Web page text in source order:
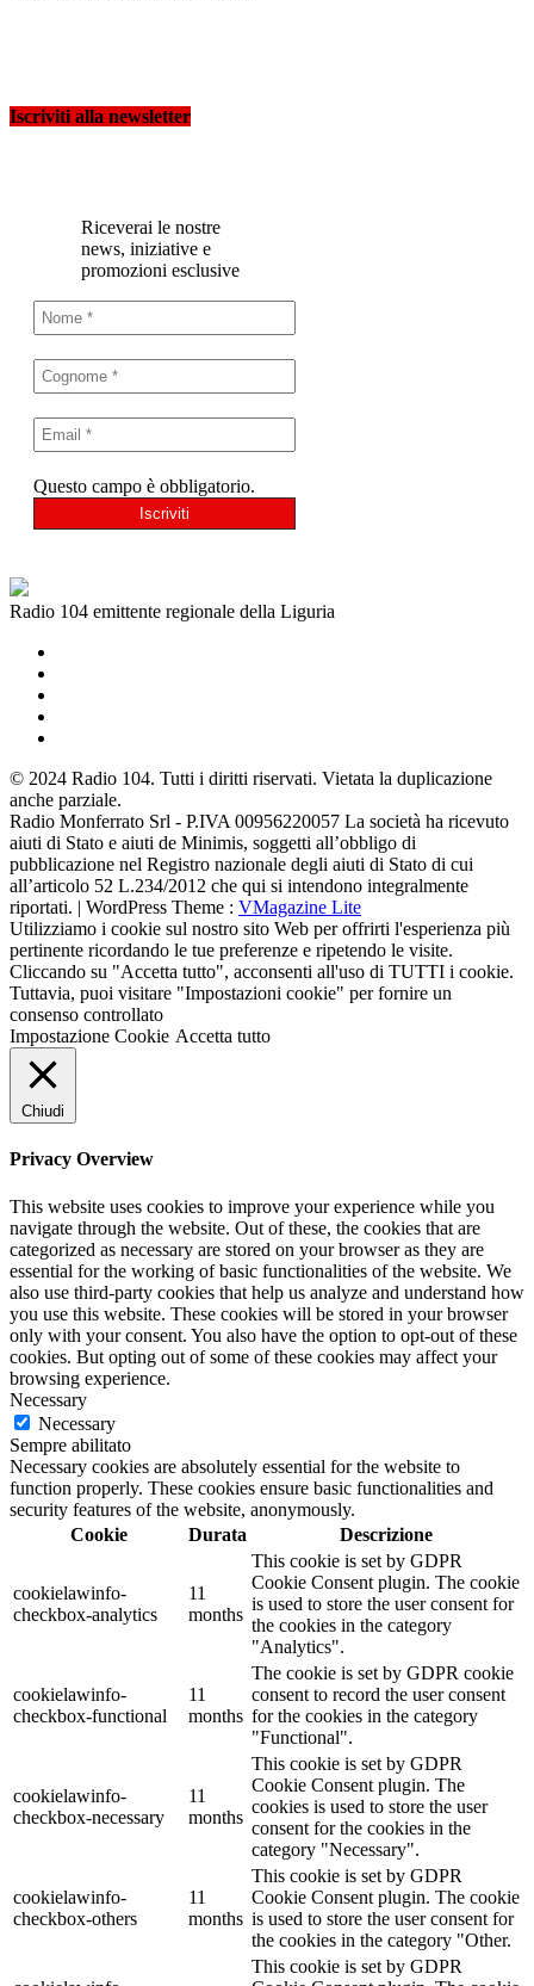
Iscriviti alla newsletter
Riceverai le nostre
news, iniziative e
promozioni esclusive
Questo campo è obbligatorio.
Radio 104 emittente regionale della Liguria
© 2024 Radio 104. Tutti i diritti riservati. Vietata la duplicazione
anche parziale.
Radio Monferrato Srl - P.IVA 00956220057 La società ha ricevuto
aiuti di Stato e aiuti de Minimis, soggetti all’obbligo di
pubblicazione nel Registro nazionale degli aiuti di Stato di cui
all’articolo 52 L.234/2012 che qui si intendono integralmente
riportati. | WordPress Theme : VMagazine Lite
Utilizziamo i cookie sul nostro sito Web per offrirti l'esperienza più
pertinente ricordando le tue preferenze e ripetendo le visite.
Cliccando su "Accetta tutto", acconsenti all'uso di TUTTI i cookie.
Tuttavia, puoi visitare "Impostazioni cookie" per fornire un
consenso controllato
Impostazione Cookie Accetta tutto
Chiudi
Privacy Overview
This website uses cookies to improve your experience while you
navigate through the website. Out of these, the cookies that are
categorized as necessary are stored on your browser as they are
essential for the working of basic functionalities of the website. We
also use third-party cookies that help us analyze and understand how
you use this website. These cookies will be stored in your browser
only with your consent. You also have the option to opt-out of these
cookies. But opting out of some of these cookies may affect your
browsing experience.
Necessary
Necessary
Sempre abilitato
Necessary cookies are absolutely essential for the website to
function properly. These cookies ensure basic functionalities and
security features of the website, anonymously.
Cookie
Durata Descrizione
cookielawinfo-
checkbox-analytics
11
months
This cookie is set by GDPR
Cookie Consent plugin. The cookie
is used to store the user consent for
the cookies in the category
"Analytics".
cookielawinfo-
checkbox-functional
11
months
The cookie is set by GDPR cookie
consent to record the user consent
for the cookies in the category
"Functional".
cookielawinfo-
checkbox-necessary
11
months
This cookie is set by GDPR
Cookie Consent plugin. The
cookies is used to store the user
consent for the cookies in the
category "Necessary".
cookielawinfo-
checkbox-others
11
months
This cookie is set by GDPR
Cookie Consent plugin. The cookie
is used to store the user consent for
the cookies in the category "Other.
This cookie is set by GDPR